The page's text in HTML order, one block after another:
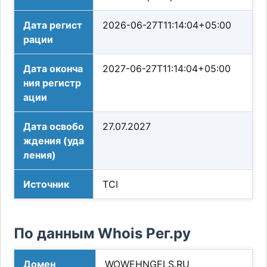
Дата регист
рации
2026-06-27T11:14:04+05:00
Дата оконча
ния регистр
ации
2027-06-27T11:14:04+05:00
Дата освобо
ждения (уда
ления)
27.07.2027
Источник TCI
По данным Whois Рег.ру
Домен WOWEHNGELS.RU